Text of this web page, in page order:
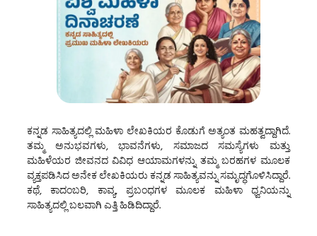
ಕನ್ನಡ ಸಾಹಿತ್ಯದಲ್ಲಿ ಮಹಿಳಾ ಲೇಖಕಿಯರ ಕೊಡುಗೆ ಅತ್ಯಂತ ಮಹತ್ವದ್ದಾಗಿದೆ.
ತಮ್ಮ ಅನುಭವಗಳು, ಭಾವನೆಗಳು, ಸಮಾಜದ ಸಮಸ್ಯೆಗಳು ಮತ್ತು
ಮಹಿಳೆಯರ ಜೀವನದ ವಿವಿಧ ಆಯಾಮಗಳನ್ನು ತಮ್ಮ ಬರಹಗಳ ಮೂಲಕ
ವ್ಯಕ್ತಪಡಿಸಿದ ಅನೇಕ ಲೇಖಕಿಯರು ಕನ್ನಡ ಸಾಹಿತ್ಯವನ್ನು ಸಮೃದ್ಧಗೊಳಿಸಿದ್ದಾರೆ.
ಕಥೆ, ಕಾದಂಬರಿ, ಕಾವ್ಯ, ಪ್ರಬಂಧಗಳ ಮೂಲಕ ಮಹಿಳಾ ಧ್ವನಿಯನ್ನು
ಸಾಹಿತ್ಯದಲ್ಲಿ ಬಲವಾಗಿ ಎತ್ತಿ ಹಿಡಿದಿದ್ದಾರೆ.